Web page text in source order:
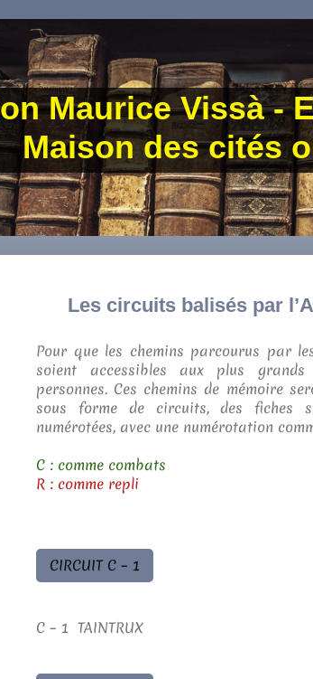
Maurice Vissà -
Maison des cités
Les circuits balisés par
Pour que les chemins parcourus par
soient accessibles aux plus grands
personnes. Ces chemins de mémoire
sous forme de circuits, des fiches
numérotées, avec une numérotation
C : comme combats
R : comme repli
CIRCUIT C – 1
C – 1 TAINTRUX